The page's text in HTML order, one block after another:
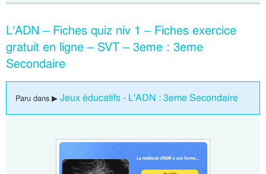
L’ADN – Fiches quiz niv 1 – Fiches exercice
gratuit en ligne – SVT – 3eme : 3eme
Secondaire
Paru dans ▶ Jeux éducatifs - L'ADN : 3eme Secondaire